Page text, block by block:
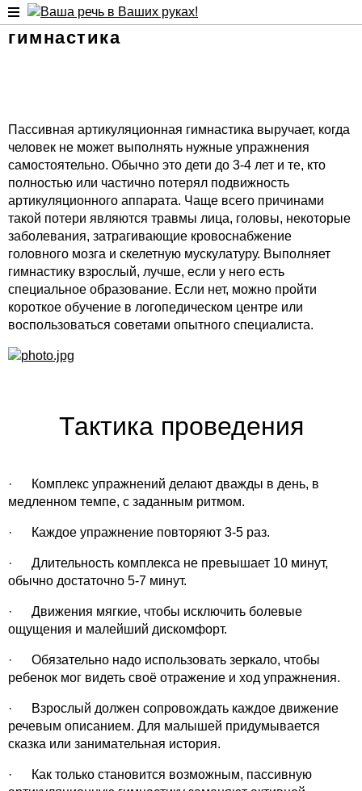
Пассивная артикуляционная
гимнастика
Пассивная артикуляционная гимнастика выручает, когда
человек не может выполнять нужные упражнения
самостоятельно. Обычно это дети до 3-4 лет и те, кто
полностью или частично потерял подвижность
артикуляционного аппарата. Чаще всего причинами
такой потери являются травмы лица, головы, некоторые
заболевания, затрагивающие кровоснабжение
головного мозга и скелетную мускулатуру. Выполняет
гимнастику взрослый, лучше, если у него есть
специальное образование. Если нет, можно пройти
короткое обучение в логопедическом центре или
воспользоваться советами опытного специалиста.
Тактика проведения
· Комплекс упражнений делают дважды в день, в
медленном темпе, с заданным ритмом.
· Каждое упражнение повторяют 3-5 раз.
· Длительность комплекса не превышает 10 минут,
обычно достаточно 5-7 минут.
· Движения мягкие, чтобы исключить болевые
ощущения и малейший дискомфорт.
· Обязательно надо использовать зеркало, чтобы
ребенок мог видеть своё отражение и ход упражнения.
· Взрослый должен сопровождать каждое движение
речевым описанием. Для малышей придумывается
сказка или занимательная история.
· Как только становится возможным, пассивную